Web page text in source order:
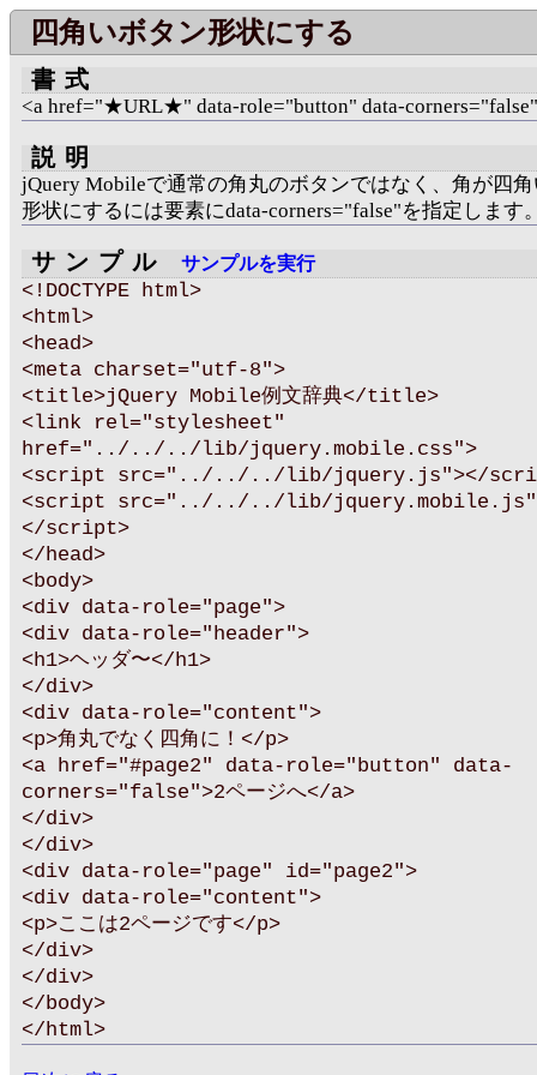
四角いボタン形状にする
書式
<a href="★URL★" data-role="button" data-
説明
jQuery Mobileで通常の角丸のボタンではなく、角が四
形状にするには要素にdata-corners="false"を指定します
サンプル サンプルを実行
<!DOCTYPE html>
<html>
<head>
<meta charset="utf-8">
<title>jQuery Mobile例文辞典</title>
<link rel="stylesheet"
href="../../../lib/jquery.mobile.css">
<script src="../../../lib/jquery.js"></
<script src="../../../lib/
</script>
</head>
<body>
<div data-role="page">
<div data-role="header">
<h1>ヘッダ〜</h1>
</div>
<div data-role="content">
<p>角丸でなく四角に！</p>
<a href="#page2" data-role="button" data-
corners="false">2ページへ</a>
</div>
</div>
<div data-role="page" id="page2">
<div data-role="content">
<p>ここは2ページです</p>
</div>
</div>
</body>
</html>